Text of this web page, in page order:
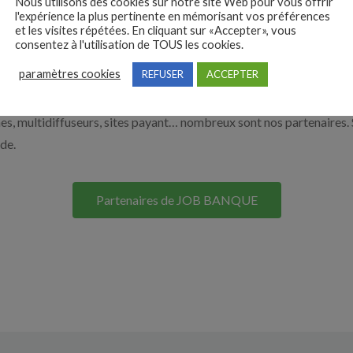
site. Découvrez nos solutions pour vous aider à recruter en
Nos solutions entreprises
multidiffuseurs, sites payant… nombreux sont nos partenaires.
Partenaires de JOB BANQUE
l'expérience la plus pertinente en mémorisant vos préférences
et les visites répétées. En cliquant sur «Accepter», vous
consentez à l'utilisation de TOUS les cookies.
paramètres cookies REFUSER ACCEPTER